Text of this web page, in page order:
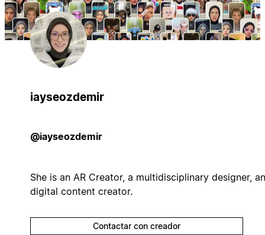
iayseozdemir
@iayseozdemir
She is an AR Creator, a multidisciplinary designer,
digital content creator.
Contactar con creador